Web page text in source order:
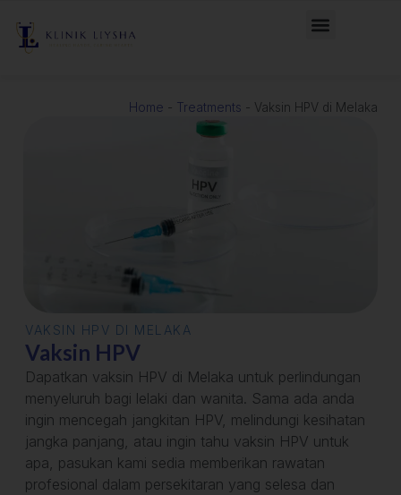
VAKSIN HPV DI MELAKA
Vaksin HPV
Dapatkan vaksin HPV di Melaka untuk perlindungan
menyeluruh bagi lelaki dan wanita. Sama ada anda
ingin mencegah jangkitan HPV, melindungi kesihatan
jangka panjang, atau ingin tahu vaksin HPV untuk
apa, pasukan kami sedia memberikan rawatan
profesional dalam persekitaran yang selesa dan
Home - Treatments - Vaksin HPV di Melaka